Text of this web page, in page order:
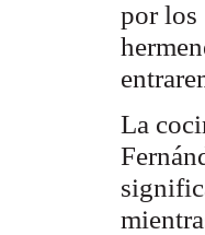
por los
La